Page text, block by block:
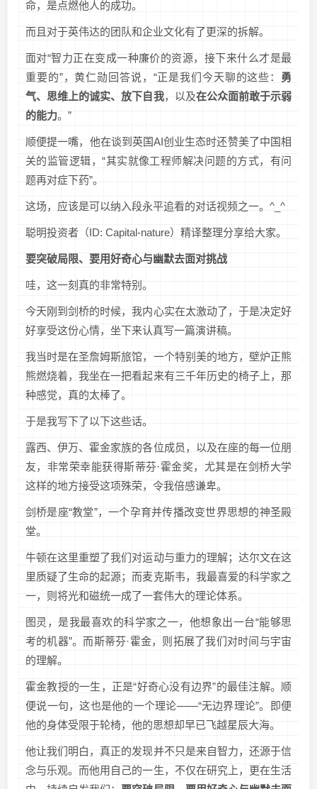
命，是点燃他人的成功。
而且对于英伟达的团队和企业文化有了更深的拆解。
面对“智力正在变成一种廉价的资源，接下来什么才是最
重要的”，黄仁勋回答说，“正是我们今天聊的这些： 勇
气、思维上的诚实、放下自我，以及在公众面前敢于示弱
的能力。”
顺便提一嘴，他在谈到英国AI创业生态时还赞美了中国相
关的监管逻辑，“其实就像工程师解决问题的方式，有问
题再对症下药”。
这场，应该是可以纳入段永平追看的对话视频之一。^_^
聪明投资者（ID: Capital-nature）精译整理分享给大家。
要突破局限、要用好奇心与幽默去面对挑战
哇，这一刻真的非常特别。
今天刚到剑桥的时候，我内心实在太激动了，于是决定好
好享受这份心情，坐下来认真写一篇演讲稿。
我当时是在圣詹姆斯旅馆，一个特别美的地方，壁炉正熊
熊燃烧着，我坐在一把看起来有三千年历史的椅子上，那
种感觉，真的太棒了。
于是我写下了以下这些话。
露西、伊万、霍金家族的各位成员，以及在座的每一位朋
友，非常荣幸能获得斯蒂芬·霍金奖，尤其是在剑桥大学
这样的地方接受这项殊荣，令我倍感谦卑。
剑桥是座“教堂”，一个孕育并传播改变世界思想的神圣殿
堂。
牛顿在这里重塑了我们对运动与重力的理解；达尔文在这
里质疑了生命的起源；而麦克斯韦，我最喜爱的科学家之
一，则将光和磁统一成了一套伟大的理论体系。
图灵，是我最喜欢的科学家之一，他想象出一台“能够思
考的机器”。而斯蒂芬·霍金，则拓展了我们对时间与宇宙
的理解。
霍金教授的一生，正是“好奇心没有边界”的最佳注解。顺
便说一句，这也是他的一个理论——“无边界理论”。即便
他的身体受限于轮椅，他的思想却早已飞越星辰大海。
他让我们明白，真正的发现并不只是来自智力，还源于信
念与乐观。而他用自己的一生，不仅在研究上，更在生活